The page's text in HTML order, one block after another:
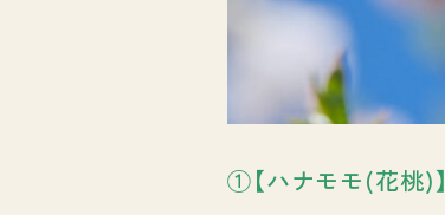
①【ハナモモ(花桃)】